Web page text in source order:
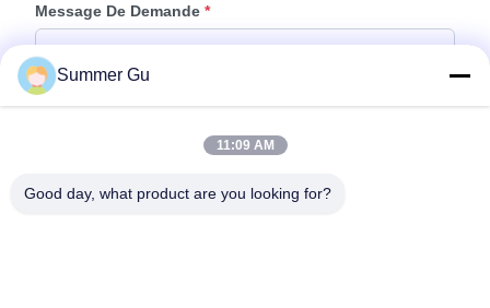
Message De Demande *
Joindre Des Fichiers
Summer Gu
11:09 AM
Good day, what product are you looking for?